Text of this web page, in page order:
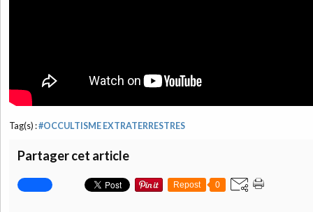
Tag(s) :#OCCULTISME EXTRATERRESTRES
Partager cet article
Repost 0